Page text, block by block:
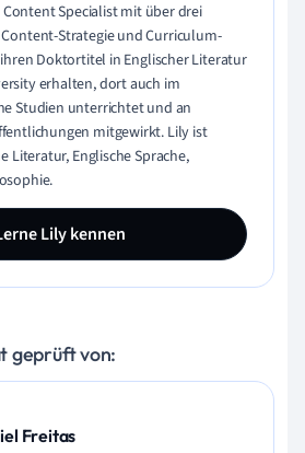
Specialist mit über drei
Strategie und Curriculum-
ihren Doktortitel in Englischer Literatur
erhalten, dort auch im
Studien unterrichtet und an
mitgewirkt. Lily ist
Literatur, Englische Sprache,
Lily kennen
geprüft von:
Freitas